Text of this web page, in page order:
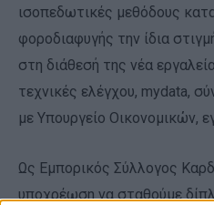
ισοπεδωτικές μεθόδους
φοροδιαφυγής την ίδια
στη διάθεσή της νέα
τεχνικές ελέγχου, mydata,
με Υπουργείο Οικονομικών,
Ως Εμπορικός Σύλλογος
υποχρέωση να σταθούμε